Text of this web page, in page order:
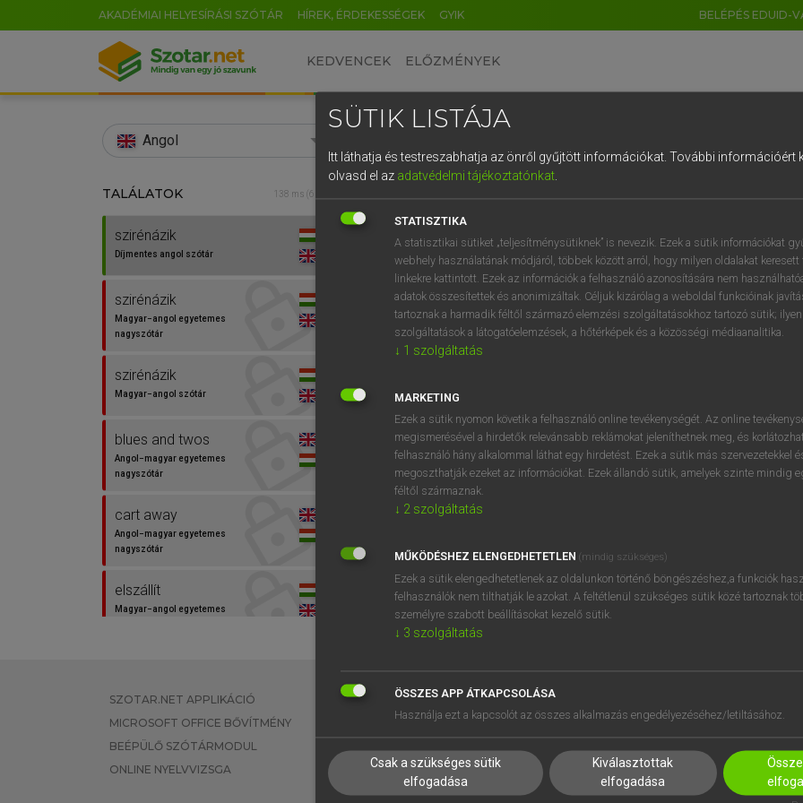
AKADÉMIAI HELYESÍRÁSI SZÓTÁR HÍREK, ÉRDEKESSÉGEK GYIK BELÉPÉS EDUID-
KEDVENCEK ELŐZMÉNYEK
Angol
TALÁLATOK 138 ms (6 db)
szirénázik
Díjmentes angol szótár
szirénázik
Magyar−angol egyetemes
nagyszótár
szirénázik
Magyar−angol szótár
blues and twos
Angol−magyar egyetemes
nagyszótár
cart away
Angol−magyar egyetemes
nagyszótár
elszállít
Magyar−angol egyetemes
Díjmentes angol szótár
szirénázik ige
sound/blow the siren/horn/hooter/whistle
with its siren screaming
⚲ szirénázikkeresése szótárainkban
SZOTAR.NET APPLIKÁCIÓ
MICROSOFT OFFICE BŐVÍTMÉNY
BEÉPÜLŐ SZÓTÁRMODUL
ONLINE NYELVVIZSGA
EGYÉNI FELHASZNÁLÓKNAK
TANULÓKNAK
VÁLLALATI MEGOLDÁSOK
SÚGÓ
RÓLUNK
SÜTI BEÁLLÍTÁSOK
SÜTIK LISTÁJA
Itt láthatja és testreszabhatja az önről gyűjtött információkat. További információért
olvasd el az adatvédelmi tájékoztatónkat.
STATISZTIKA
A statisztikai sütiket „teljesítménysütiknek” is nevezik. Ezek a sütik információkat
webhely használatának módjáról, többek között arról, hogy milyen oldalakat keresett
linkekre kattintott. Ezek az információk a felhasználó azonosítására nem
adatok összesítettek és anonimizáltak. Céljuk kizárólag a weboldal funkcióinak
tartoznak a harmadik féltől származó elemzési szolgáltatásokhoz tartozó sütik;
szolgáltatások a látogatóelemzések, a hőtérképek és a közösségi médiaanalitika.
↓ 1 szolgáltatás
MARKETING
Ezek a sütik nyomon követik a felhasználó online tevékenységét. Az online
megismerésével a hirdetők relevánsabb reklámokat jeleníthetnek meg, és
felhasználó hány alkalommal láthat egy hirdetést. Ezek a sütik más szervezetekkel
megoszthatják ezeket az információkat. Ezek állandó sütik, amelyek szinte mindig
féltől származnak.
↓ 2 szolgáltatás
MŰKÖDÉSHEZ ELENGEDHETETLEN (mindig szükséges)
Ezek a sütik elengedhetetlenek az oldalunkon történő böngészéshez,a funkciók
felhasználók nem tilthatják le azokat. A feltétlenül szükséges sütik közé tartoznak
személyre szabott beállításokat kezelő sütik.
↓ 3 szolgáltatás
ÖSSZES APP ÁTKAPCSOLÁSA
Használja ezt a kapcsolót az összes alkalmazás engedélyezéséhez/letiltásához.
Csak a szükséges sütik
elfogadása
Kiválasztottak
elfogadása
EN HU DE CN FR ES IT NL
0 1 2 3 4 5 6 7 8 9
q w e r t z u i
a s d f g h j k l é
í y x c v b n m , .